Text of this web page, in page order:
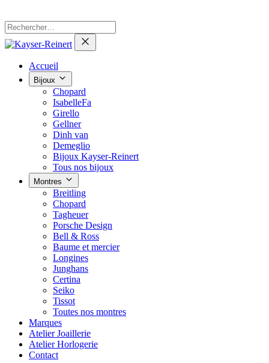
Accueil
Bijoux
Chopard
IsabelleFa
Girello
Gellner
Dinh van
Demeglio
Bijoux Kayser-Reinert
Tous nos bijoux
Montres
Breitling
Chopard
Tagheuer
Porsche Design
Bell & Ross
Baume et mercier
Longines
Junghans
Certina
Seiko
Tissot
Toutes nos montres
Marques
Atelier Joaillerie
Atelier Horlogerie
Contact